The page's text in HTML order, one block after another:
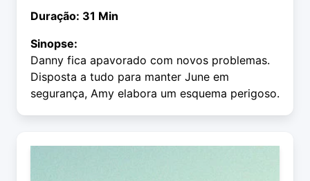
Duração: 31 Min
Sinopse:
Danny fica apavorado com novos problemas.
Disposta a tudo para manter June em
segurança, Amy elabora um esquema perigoso.